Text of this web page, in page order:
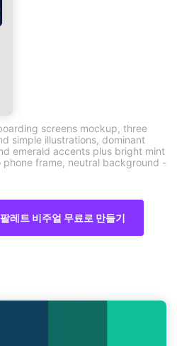
screens mockup, three
simple illustrations, dominant
emerald accents plus bright mint
phone frame, neutral background -
레트 비주얼 무료로 만들기